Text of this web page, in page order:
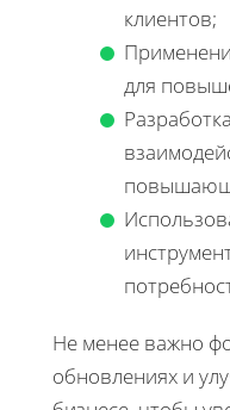
клиентов;
для
Не менее важно
обновлениях и